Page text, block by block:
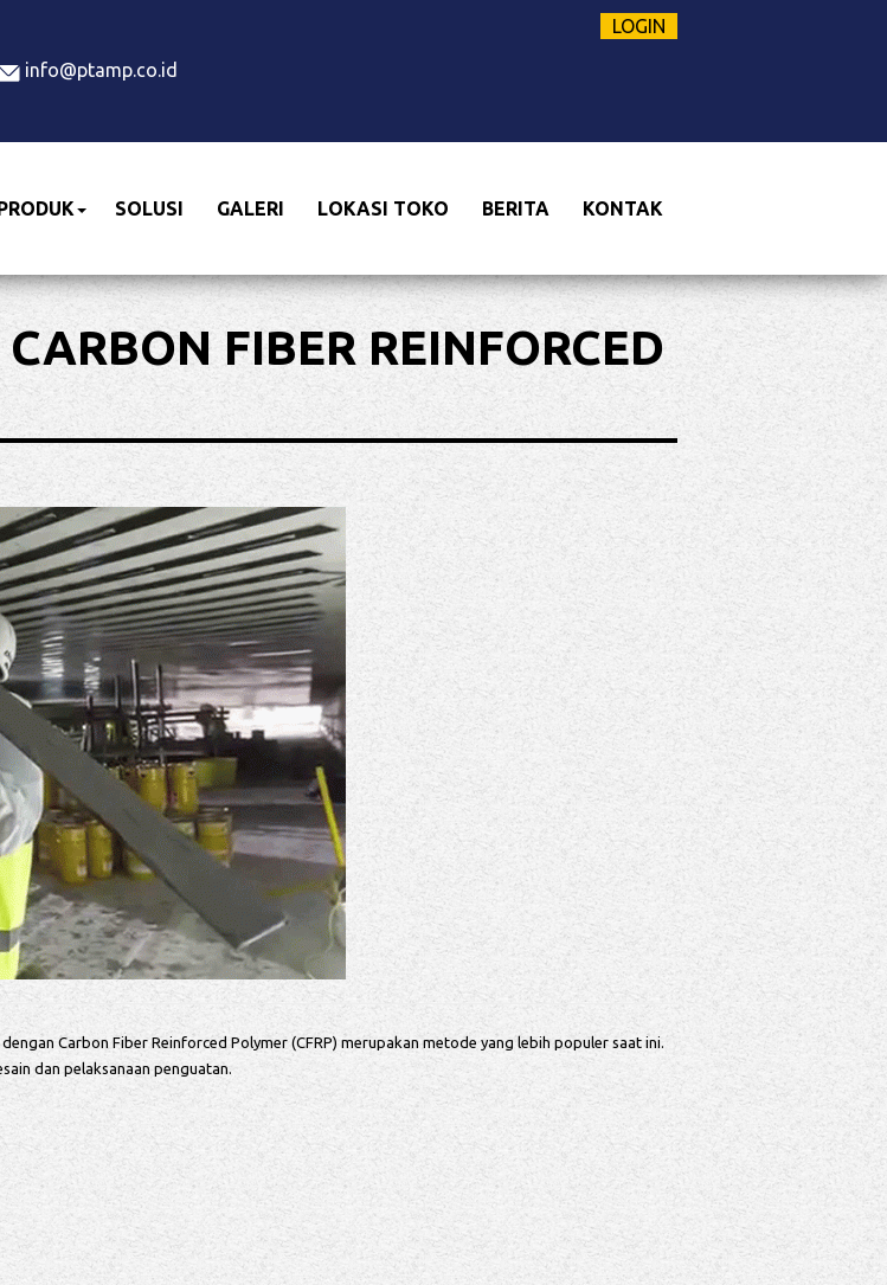
info@ptamp.co.id
LOGIN
SOLUSI GALERI LOKASI TOKO BERITA KONTAK
FIBER REINFORCED
Carbon Fiber Reinforced Polymer (CFRP) merupakan metode yang lebih populer saat ini.
dan pelaksanaan penguatan.